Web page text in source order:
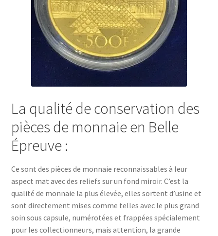
La qualité de conservation des
pièces de monnaie en Belle
Épreuve :
Ce sont des pièces de monnaie reconnaissables à leur
aspect mat avec des reliefs sur un fond miroir. C’est la
qualité de monnaie la plus élevée, elles sortent d’usine et
sont directement mises comme telles avec le plus grand
soin sous capsule, numérotées et frappées spécialement
pour les collectionneurs, mais attention, la grande